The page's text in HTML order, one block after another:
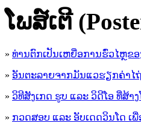
ໂພສ໌ເຕີ
» ທ່ານຕົກເປັນເຫຍື່ອການຮົ່ວໄຫຼຂ
» ອັນຕະລາຍຈາກມັນແວຮຽກຄ່າໄຖ່
» ວິທີສັງເກດ ຮູບ ແລະ ວິດີໂອ ທີ່ສ້າ
» ກວດສອບ ແລະ ອັບເດດວິນໂດ ເ